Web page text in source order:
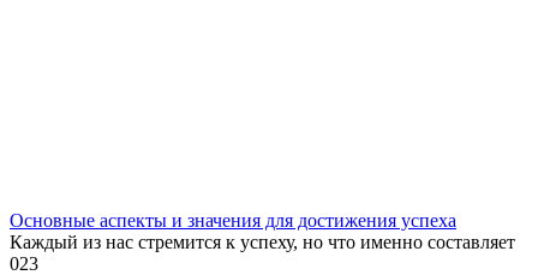
Основные аспекты и значения для достижения успеха
Каждый из нас стремится к успеху, но что именно составляет
023